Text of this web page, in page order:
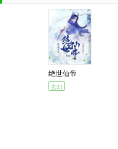
绝世仙帝
玄幻